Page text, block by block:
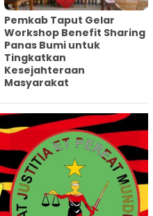
Pemkab Taput Gelar
Workshop Benefit Sharing
Panas Bumi untuk
Tingkatkan
Kesejahteraan
Masyarakat